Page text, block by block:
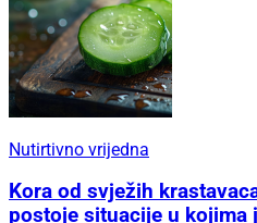
Nutirtivno vrijedna
Kora od svježih
postoje situacije u kojima